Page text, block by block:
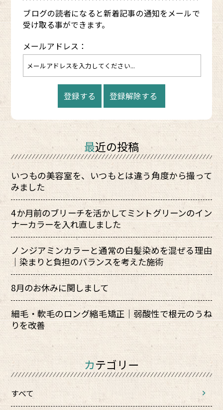
ブログの読者になると新着記事の通知をメールで
受け取る事ができます。
メールアドレス：
最近の投稿
いつもの美容室を、いつもとは違う角度から撮って
みました
4か月前のブリーチを活かしてミントグリーンのイン
ナーカラーを入れ直しました
ノンジアミンカラーと通常の白髪染めを混ぜる理由
｜染まりと負担のバランスを考えた施術
8月のお休みに関しまして
細毛・軟毛のロング縮毛矯正｜弱酸性で根元のうね
りを改善
カテゴリー
すべて